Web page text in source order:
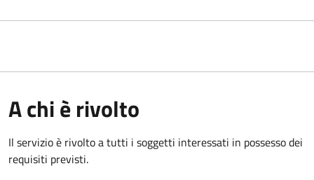
A chi è rivolto
Il servizio è rivolto a tutti i soggetti interessati in possesso dei
requisiti previsti.